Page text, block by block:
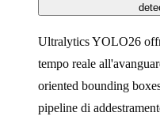
Ultralytics YOLO26
tempo reale
oriented bounding
pipeline di